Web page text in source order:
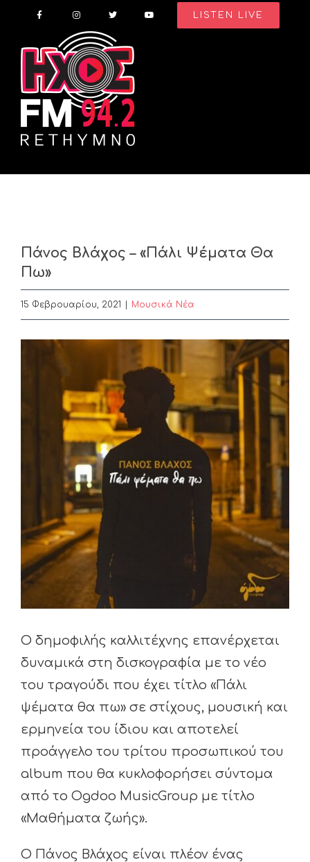
content
LISTEN LIVE
Πάνος Βλάχος – «Πάλι Ψέματα Θα
Πω»
15 Φεβρουαρίου, 2021 Μουσικά Νέα
View
Ο δημοφιλής καλλιτέχνης επανέρχεται
δυναμικά στη δισκογραφία με το νέο
του τραγούδι που έχει τίτλο «Πάλι
ψέματα θα πω» σε στίχους, μουσική και
ερμηνεία του ίδιου και αποτελεί
προάγγελο του τρίτου προσωπικού του
album που θα κυκλοφορήσει σύντομα
από το Ogdoo MusicGroup με τίτλο
«Μαθήματα ζωής».
O Πάνος Βλάχος είναι πλέον ένας